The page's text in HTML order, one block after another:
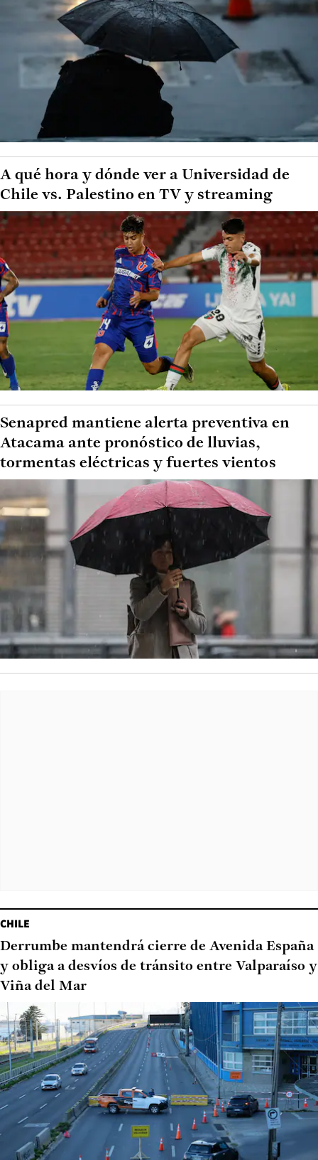
A qué hora y dónde ver a Universidad de
Chile vs. Palestino en TV y streaming
Senapred mantiene alerta preventiva en
Atacama ante pronóstico de lluvias,
tormentas eléctricas y fuertes vientos
CHILE
Derrumbe mantendrá cierre de Avenida España
y obliga a desvíos de tránsito entre Valparaíso y
Viña del Mar